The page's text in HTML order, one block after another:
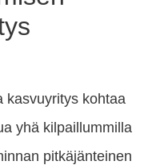
kasvuyritys kohtaa
yhä kilpaillummilla
pitkäjänteinen